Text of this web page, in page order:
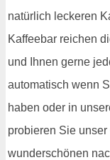
natürlich leckeren
Kaffeebar reichen
und Ihnen gerne
automatisch wenn
haben oder in
probieren Sie
wunderschönen